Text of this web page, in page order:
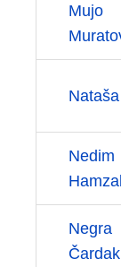
Mujo
Nedim
Negra